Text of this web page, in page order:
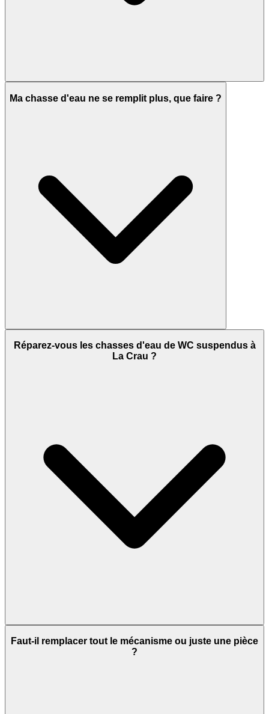
Ma chasse d'eau ne se remplit plus, que faire ?
Réparez-vous les chasses d'eau de WC suspendus à
La Crau ?
Faut-il remplacer tout le mécanisme ou juste une pièce
?